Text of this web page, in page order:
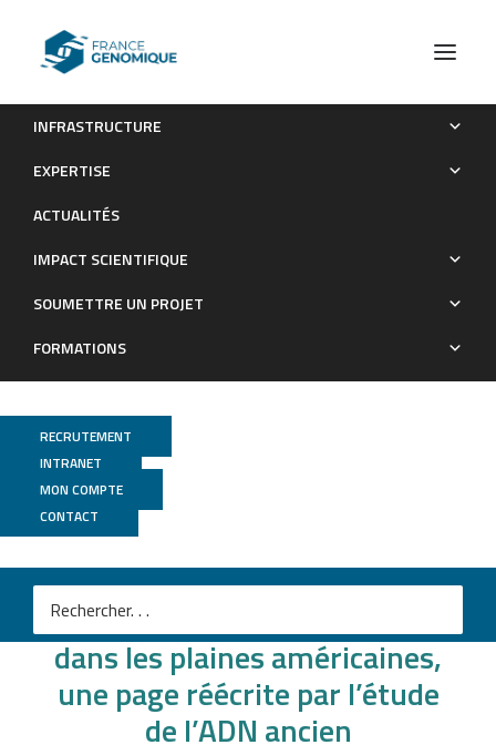
INFRASTRUCTURE
EXPERTISE
ACTUALITÉS
IMPACT SCIENTIFIQUE
SOUMETTRE UN PROJET
FORMATIONS
RECRUTEMENT
INTRANET
MON COMPTE
CONTACT
L’histoire inédite du cheval dans les plaines américaines,
Actualités scientifiques
L’histoire inédite du cheval
dans les plaines américaines,
une page réécrite par l’étude
de l’ADN ancien